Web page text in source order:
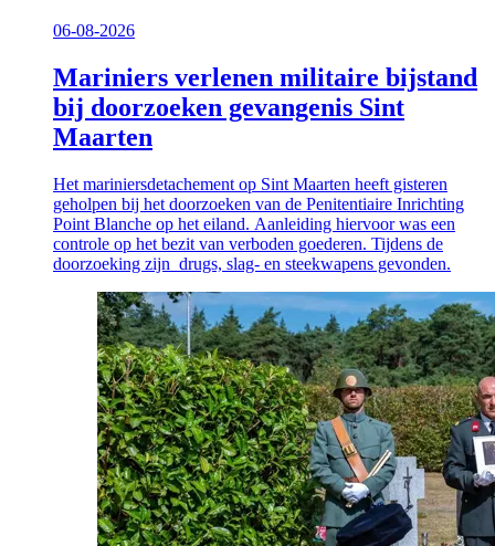
06-08-2026
Mariniers verlenen militaire bijstand
bij doorzoeken gevangenis Sint
Maarten
Het mariniersdetachement op Sint Maarten heeft gisteren
geholpen bij het doorzoeken van de Penitentiaire Inrichting
Point Blanche op het eiland. Aanleiding hiervoor was een
controle op het bezit van verboden goederen. Tijdens de
doorzoeking zijn drugs, slag- en steekwapens gevonden.